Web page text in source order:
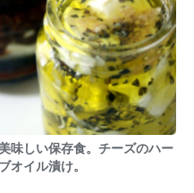
味しい保存食。チーズのハー
ブオイル漬け。